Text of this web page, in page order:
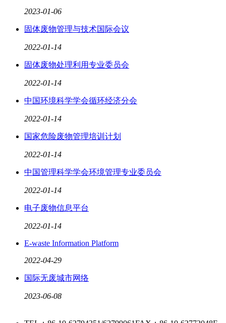
2023-01-06
固体废物管理与技术国际会议
2022-01-14
固体废物处理利用专业委员会
2022-01-14
中国环境科学学会循环经济分会
2022-01-14
国家危险废物管理培训计划
2022-01-14
中国管理科学学会环境管理专业委员会
2022-01-14
电子废物信息平台
2022-01-14
E-waste Information Platform
2022-04-29
国际无废城市网络
2023-06-08